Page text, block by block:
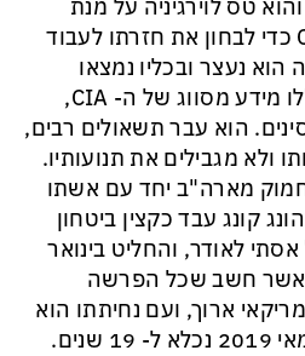
לוירגיניה על מנת
כדי לבחון את חזרתו לעבוד
נעצר ובכליו נמצאו
מידע מסווג של ה- CIA
,
הוא עבר תשאולים רבים,
ולא מגבילים את תנועותיו.
הצליח לחמוק מארה"ב יחד עם אשתו
קונג עבד כקצין ביטחון
לאודר, והחליט בינואר
כאשר חשב שכל הפרשה
ארוך, ועם נחיתתו הוא